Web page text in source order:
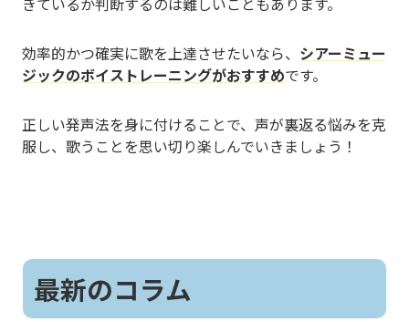
効率的かつ確実に歌を上達させたいなら、 シアーミュー
ジックのボイストレーニングがおすすめです。
正しい発声法を身に付けることで、声が裏返る悩みを克
服し、歌うことを思い切り楽しんでいきましょう！
最新のコラム